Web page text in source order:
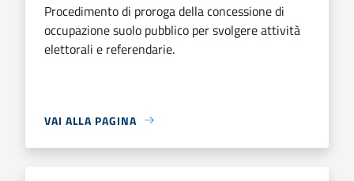
Procedimento di proroga della concessione di
occupazione suolo pubblico per svolgere attività
elettorali e referendarie.
VAI ALLA PAGINA